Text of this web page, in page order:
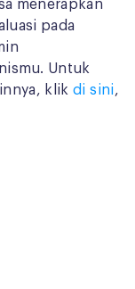
menerapkan
pada
Untuk
klikdi sini,